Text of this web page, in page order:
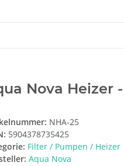
Nova Heizer
NHA-25
5904378735425
Filter / Pumpen / Heizer
Aqua Nova